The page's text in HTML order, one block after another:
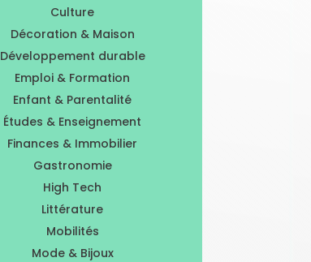
Culture
Décoration & Maison
Développement durable
Emploi & Formation
Enfant & Parentalité
Études & Enseignement
Finances & Immobilier
Gastronomie
High Tech
Littérature
Mobilités
Mode & Bijoux